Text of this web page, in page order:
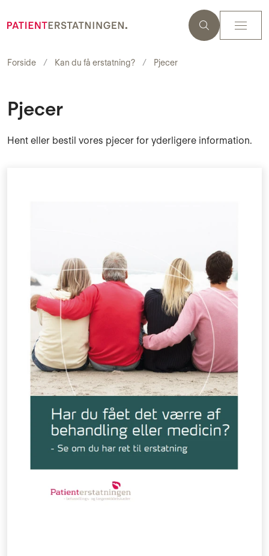
Forside Kan du få erstatning? Pjecer
Pjecer
Hent eller bestil vores pjecer for yderligere information.